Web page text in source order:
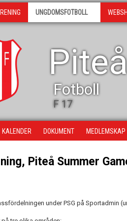
UNGDOMSFOTBOLL
Fotboll
F 17
KALENDER DOKUMENT MEDLEMSKAP
Piteå Summer
under PSG på Sportadmin